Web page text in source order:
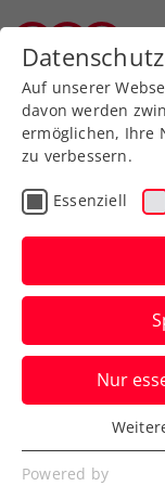
Turniere
French
dreht
beim
Sebastián
Auf unserer
davon werden
ermöglichen, Ihre
zu verbessern.
Essenziell
Nur
Essenziell
Essenzielle
Powered by